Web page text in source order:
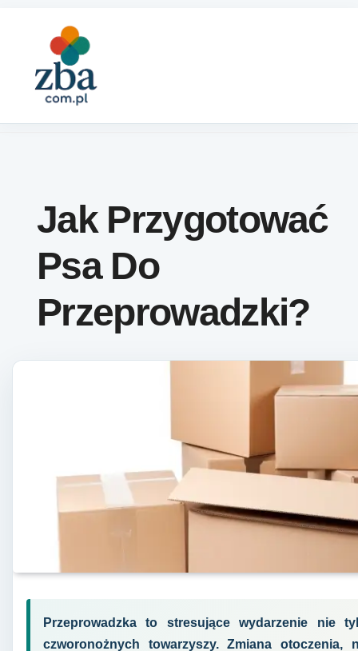
Jak Przygotować
Psa Do
Przeprowadzki?
Przeprowadzka to stresujące wydarzenie nie
czworonożnych towarzyszy. Zmiana